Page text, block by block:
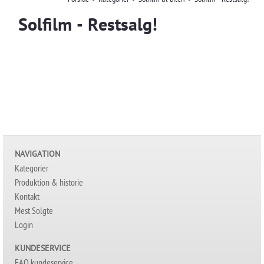
Solfilm - Restsalg!
NAVIGATION
Kategorier
Produktion & historie
Kontakt
Mest Solgte
Login
KUNDESERVICE